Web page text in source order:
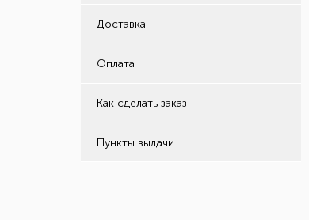
Доставка
Оплата
Как сделать заказ
Пункты выдачи